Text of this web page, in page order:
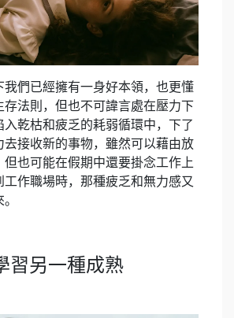
我們已經擁有一身好本領，也更懂
存法則，但也不可諱言處在壓力下
入乾枯和疲乏的耗弱循環中，下了
去接收新的事物，雖然可以藉由放
但也可能在假期中還要掛念工作上
工作職場時，那種疲乏和無力感又
習另一種成熟